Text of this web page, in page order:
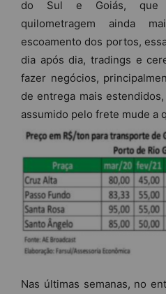
do Sul e Goiás, que
quilometragem ainda
escoamento dos portos,
dia após dia, tradings e
fazer negócios,
de entrega mais
assumido pelo frete mude a
Nas últimas semanas, no